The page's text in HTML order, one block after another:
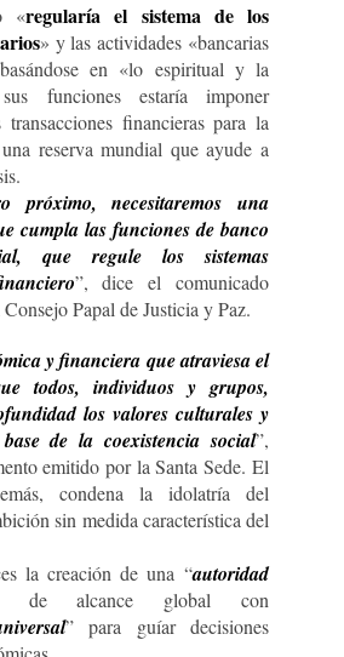
«regularía el sistema de los
» y las actividades «bancarias
en «lo espiritual y la
funciones estaría imponer
transacciones financieras para la
reserva mundial que ayude a
necesitaremos una
cumpla las funciones de banco
que regule los sistemas
”, dice el comunicado
Papal de Justicia y Paz.
y financiera que atraviesa el
todos, individuos y grupos,
los valores culturales y
de la coexistencia social”,
emitido por la Santa Sede. El
condena la idolatría del
sin medida característica del
la creación de una “autoridad
de alcance global con
” para guíar decisiones